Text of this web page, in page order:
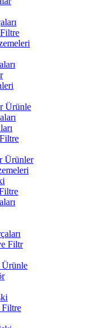
Ürünle
Ürünler
Filtr
Ürünle
Filtre